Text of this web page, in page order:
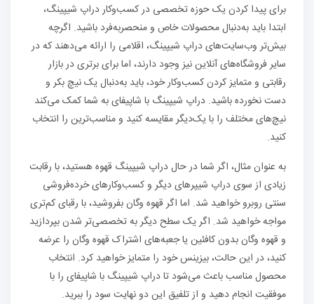
برای پیدا کردن یک حوزه تخصصی در کسب‌وکار دراپ شیپینگ،
ابتدا باید به‌دنبال محصولات خاص و منحصربه‌فرد باشید. اگرچه
بیش‌تر وب‌سایت‌های دراپ شیپینگ، اقلامی را ارائه می‌دهند که در
سایر فروشگاه‌های آنلاین نیز وجود دارند، اما برای برتری در بازار
رقابتی و متمایز کردن کسب‌وکار خود، باید به‌دنبال یک نیچ بکر و
دست نخورده باشید. دراپ شیپینگ با شاپیفای به شما کمک می‌کند
نیچ‌های مختلف را با یک‌دیگر مقایسه کنید و مناسب‌ترین را انتخاب
کنید.
به عنوان مثال، اگر شما در حال دراپ شیپینگ قهوه هستید، با رقابت
زیادی از سوی دراپ ‌شیپرهای دیگر و کسب‌وکارهای خرده‌فروشی
سنتی روبرو خواهید شد. اما اگر قهوه وگان بفروشید، با رقبای کم‌تری
مواجه خواهید شد. اگر یک سطح دیگر به تخصصی‌تر شدن بپردازید
و قهوه وگان بدون کافئین یا جعبه‌های اشتراک قهوه وگان را عرضه
کنید، در این حالت، بیزینس خود را متمایز خواهید کرد. انتخاب
محصول مناسب باعث می‌شود تا دراپ شیپینگ با شاپیفای را با
موفقیت انجام دهید و از تلفیق این دو نهایت سود را ببرید.